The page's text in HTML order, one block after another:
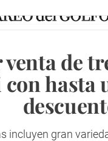
venta de
hasta
incluyen gran